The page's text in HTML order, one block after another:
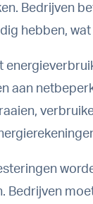
Bedrijven
hebben,
aan
Bedrijven